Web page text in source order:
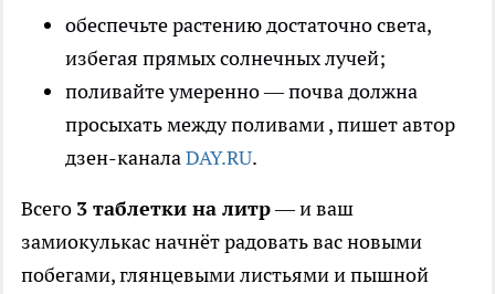
обеспечьте растению достаточно света,
избегая прямых солнечных лучей;
поливайте умеренно — почва должна
просыхать между поливами, пишет автор
дзен-каналаDAY.RU.
Всего 3 таблетки на литр— и ваш
замиокулькас начнёт радовать вас новыми
побегами, глянцевыми листьями и пышной